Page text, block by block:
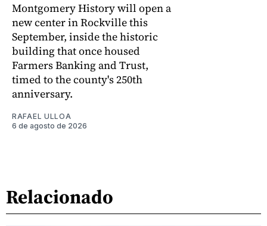
Montgomery History will open a
new center in Rockville this
September, inside the historic
building that once housed
Farmers Banking and Trust,
timed to the county's 250th
anniversary.
RAFAEL ULLOA
6 de agosto de 2026
Relacionado